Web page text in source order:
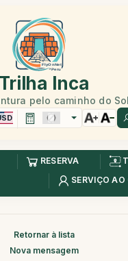
Trilha Inca
pelo caminho do Sol
RESERVA
SERVIÇO AO
Retornar à lista
Nova mensagem